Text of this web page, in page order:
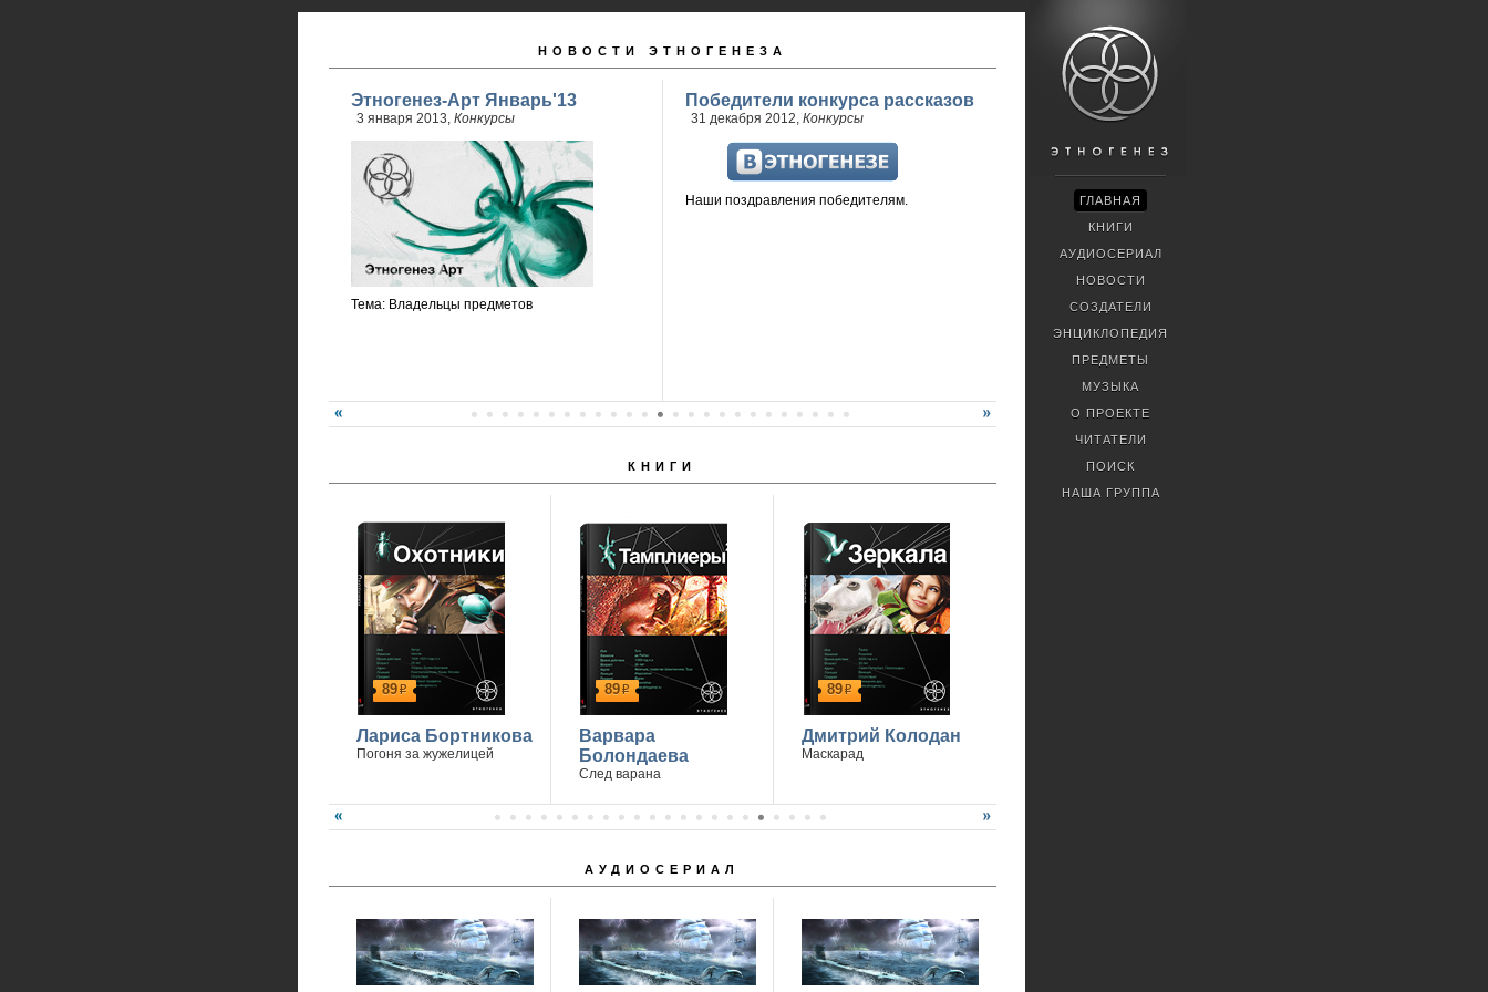
НОВОСТИ ЭТНОГЕНЕЗА
Этногенез-Арт Январь'13
3 января 2013, Конкурсы
Тема: Владельцы предметов
Победители конкурса рассказов
31 декабря 2012, Конкурсы
Наши поздравления победителям.
КНИГИ
89р
Лариса Бортникова
Погоня за жужелицей
89р
Варвара
Болондаева
След варана
89р
Дмитрий Колодан
Маскарад
АУДИОСЕРИАЛ
ГЛАВНАЯ
КНИГИ
АУДИОСЕРИАЛ
НОВОСТИ
СОЗДАТЕЛИ
ЭНЦИКЛОПЕДИЯ
ПРЕДМЕТЫ
МУЗЫКА
О ПРОЕКТЕ
ЧИТАТЕЛИ
ПОИСК
НАША ГРУППА